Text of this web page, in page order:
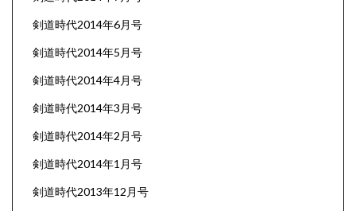
剣道時代2014年6月号
剣道時代2014年5月号
剣道時代2014年4月号
剣道時代2014年3月号
剣道時代2014年2月号
剣道時代2014年1月号
剣道時代2013年12月号